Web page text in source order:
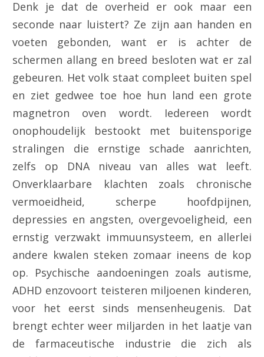
Denk je dat de overheid er ook maar een
seconde naar luistert? Ze zijn aan handen en
voeten gebonden, want er is achter de
schermen allang en breed besloten wat er zal
gebeuren. Het volk staat compleet buiten spel
en ziet gedwee toe hoe hun land een grote
magnetron oven wordt. Iedereen wordt
onophoudelijk bestookt met buitensporige
stralingen die ernstige schade aanrichten,
zelfs op DNA niveau van alles wat leeft.
Onverklaarbare klachten zoals chronische
vermoeidheid, scherpe hoofdpijnen,
depressies en angsten, overgevoeligheid, een
ernstig verzwakt immuunsysteem, en allerlei
andere kwalen steken zomaar ineens de kop
op. Psychische aandoeningen zoals autisme,
ADHD enzovoort teisteren miljoenen kinderen,
voor het eerst sinds mensenheugenis. Dat
brengt echter weer miljarden in het laatje van
de farmaceutische industrie die zich als